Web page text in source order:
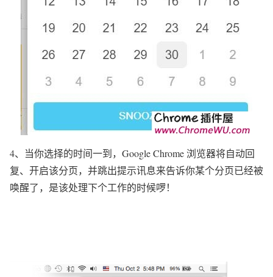
4、当你选择的时间一到，Google Chrome 浏览器将自动回
复、开启该分页，并跳出提示讯息来告诉你某个分页已经被
唤醒了，是该处理下个工作的时候啰！